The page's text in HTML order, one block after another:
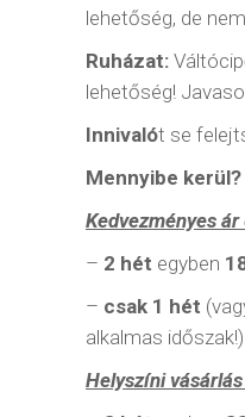
lehetőség, de
Ruházat:
lehetőség!
Innivalót se
Mennyibe kerül?
Kedvezményes ár
– 2 hét egyben
– csak 1 hét
alkalmas időszak!)
Helyszíni vásárlás